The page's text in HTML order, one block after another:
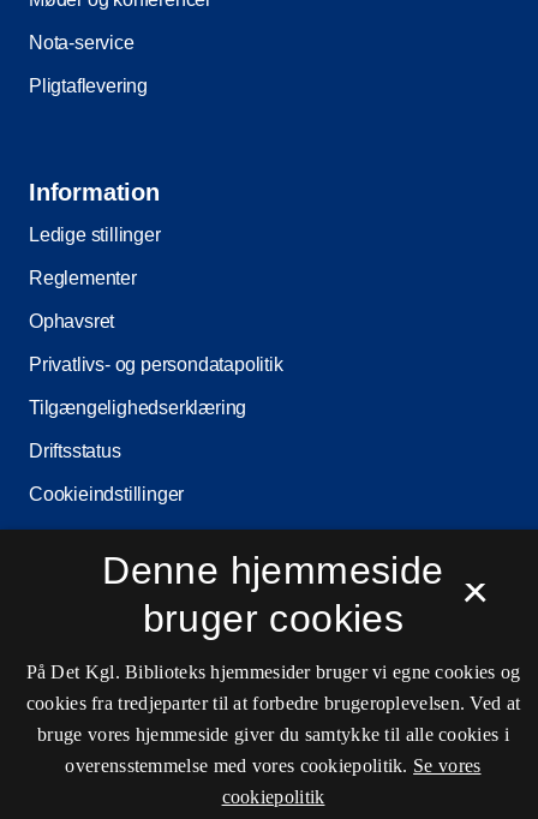
Nota-service
Pligtaflevering
Information
Ledige stillinger
Reglementer
Ophavsret
Privatlivs- og persondatapolitik
Tilgængelighedserklæring
Driftsstatus
Cookieindstillinger
Kontaktinformationer
Åbningstider
Spørg biblioteket
×
Denne hjemmeside
bruger cookies
På Det Kgl. Biblioteks hjemmesider bruger vi egne cookies og
cookies fra tredjeparter til at forbedre brugeroplevelsen. Ved at
bruge vores hjemmeside giver du samtykke til alle cookies i
overensstemmelse med vores cookiepolitik. Se vores
cookiepolitik